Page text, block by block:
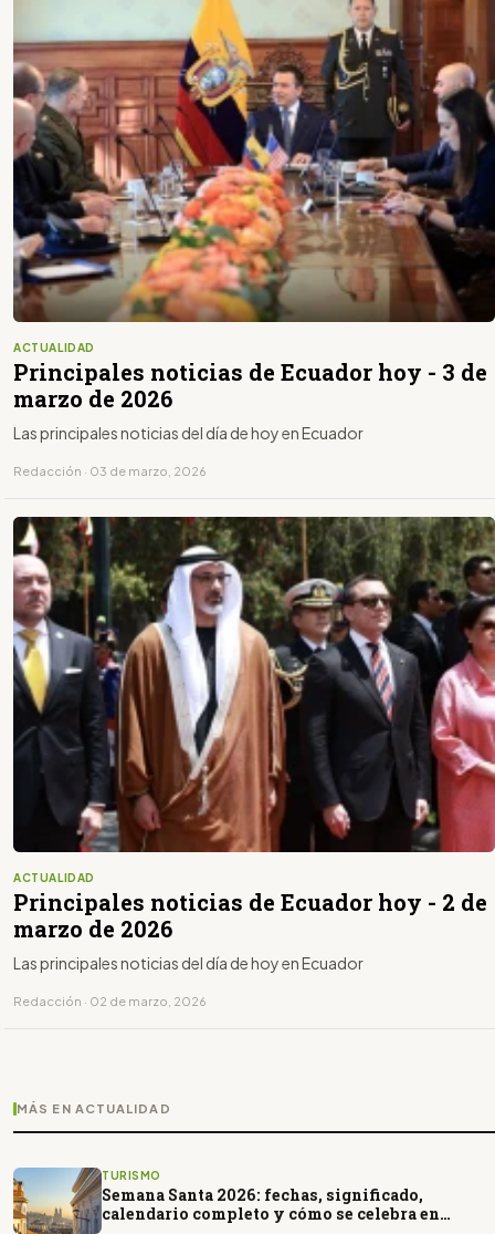
ACTUALIDAD
Principales noticias de Ecuador hoy - 3 de
marzo de 2026
Las principales noticias del día de hoy en Ecuador
Redacción · 03 de marzo, 2026
ACTUALIDAD
Principales noticias de Ecuador hoy - 2 de
marzo de 2026
Las principales noticias del día de hoy en Ecuador
Redacción · 02 de marzo, 2026
MÁS EN ACTUALIDAD
TURISMO
Semana Santa 2026: fechas, significado,
calendario completo y cómo se celebra en